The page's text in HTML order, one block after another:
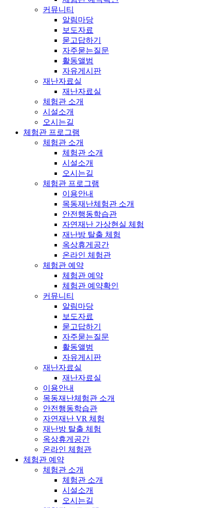
커뮤니티
알림마당
보도자료
묻고답하기
자주묻는질문
활동앨범
자유게시판
재난자료실
재난자료실
체험관 소개
시설소개
오시는길
체험관 프로그램
체험관 소개
체험관 소개
시설소개
오시는길
체험관 프로그램
이용안내
목동재난체험관 소개
안전행동학습관
자연재난 가상현실 체험
재난방 탈출 체험
옥상휴게공간
온라인 체험관
체험관 예약
체험관 예약
체험관 예약확인
커뮤니티
알림마당
보도자료
묻고답하기
자주묻는질문
활동앨범
자유게시판
재난자료실
재난자료실
이용안내
목동재난체험관 소개
안전행동학습관
자연재난 VR 체험
재난방 탈출 체험
옥상휴게공간
온라인 체험관
체험관 예약
체험관 소개
체험관 소개
시설소개
오시는길